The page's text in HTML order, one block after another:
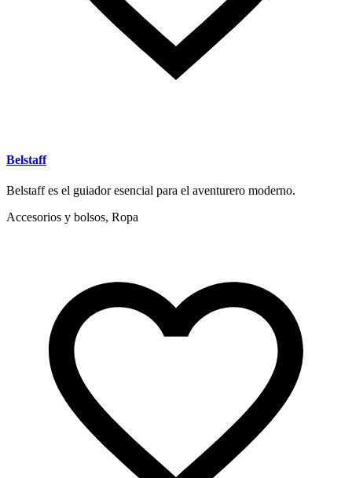
Belstaff
Belstaff es el guiador esencial para el aventurero moderno.
Accesorios y bolsos, Ropa